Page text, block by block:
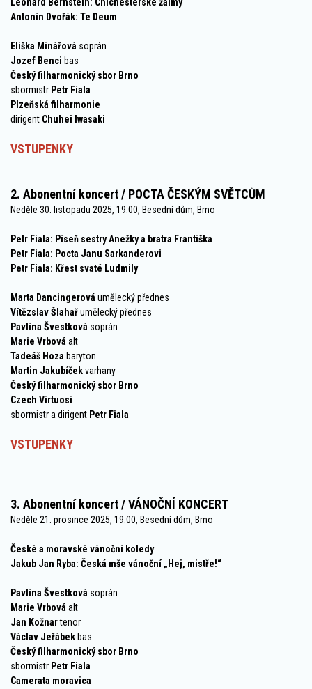
Leonard Bernstein: Chichesterské žalmy
Antonín Dvořák: Te Deum
Eliška Minářová soprán
Jozef Benci bas
Český filharmonický sbor Brno
sbormistr Petr Fiala
Plzeňská filharmonie
dirigent Chuhei Iwasaki
VSTUPENKY
2. Abonentní koncert / POCTA ČESKÝM SVĚTCŮM
Neděle 30. listopadu 2025, 19.00, Besední dům, Brno
Petr Fiala: Píseň sestry Anežky a bratra Františka
Petr Fiala: Pocta Janu Sarkanderovi
Petr Fiala: Křest svaté Ludmily
Marta Dancingerová umělecký přednes
Vítězslav Šlahařumělecký přednes
Pavlína Švestková soprán
Marie Vrbová alt
Tadeáš Hoza baryton
Martin Jakubíčekvarhany
Český filharmonický sbor Brno
Czech Virtuosi
sbormistr a dirigent Petr Fiala
VSTUPENKY
3. Abonentní koncert / VÁNOČNÍ KONCERT
Neděle 21. prosince 2025, 19.00, Besední dům, Brno
České a moravské vánoční koledy
Jakub Jan Ryba: Česká mše vánoční „Hej, mistře!“
Pavlína Švestková soprán
Marie Vrbová alt
Jan Kožnartenor
Václav Jeřábek bas
Český filharmonický sbor Brno
sbormistr Petr Fiala
Camerata moravica